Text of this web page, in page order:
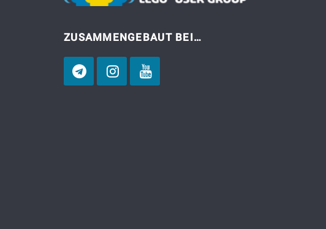
ZUSAMMENGEBAUT BEI…